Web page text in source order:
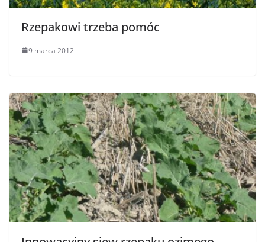
Rzepakowi trzeba pomóc
9 marca 2012